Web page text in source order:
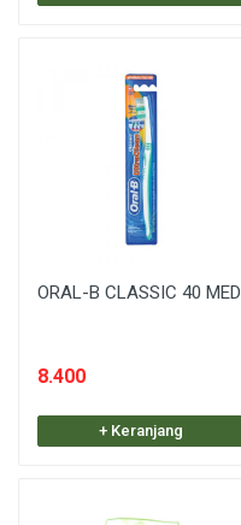
ORAL-B CLASSIC 40 MED
8.400
+ Keranjang